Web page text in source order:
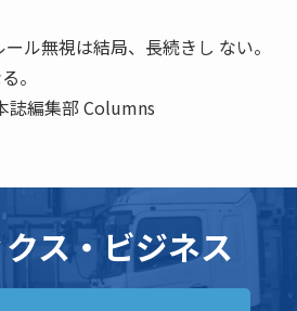
ル無視は結局、長続きし ない。
。
誌編集部 Columns
ス・ビジネス